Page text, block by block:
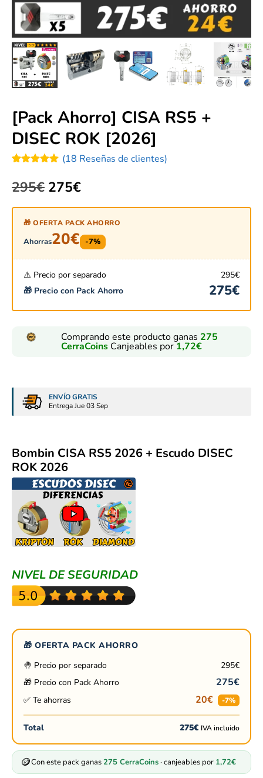
[Pack Ahorro] CISA RS5 +
DISEC ROK [2026]
con 5.00
de 5 en
valoraciones
(18 Reseñas de clientes)
295€ 275€
🎁 OFERTA PACK AHORRO
Ahorras20€ -7%
⚠️ Precio por separado 295€
🎁 Precio con Pack Ahorro
275€
Comprando este producto ganas 275
CerraCoins Canjeables por1,72€
ENVÍO GRATIS
Entrega Jue 03 Sep
Bombin CISA RS5 2026 + Escudo DISEC
ROK 2026
NIVEL DE SEGURIDAD
🎁 OFERTA PACK AHORRO
🤚 Precio por separado
295€
🎁 Precio con Pack Ahorro
275€
✅ Te ahorras 20€ -7%
Total 275€ IVA incluido
🪙Con este pack ganas275 CerraCoins· canjeables por 1,72€